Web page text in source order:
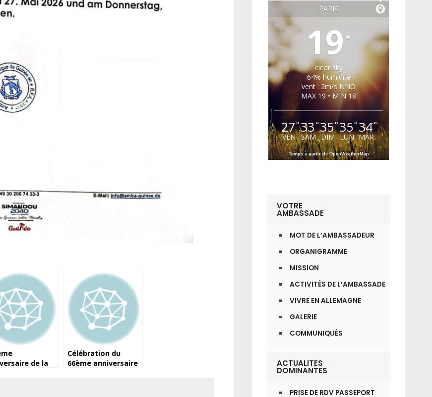
de la
Célébration du
66ème anniversaire
PARIS
19 °
clear sky
64% humidité
vent : 2m/s NNO
MAX 19 • MIN 18
27°
VEN
33°
SAM
35°
DIM
35°
LUN
34°
MAR
Temps à partir de OpenWeatherMap
VOTRE
AMBASSADE
MOT DE L’AMBASSADEUR
ORGANIGRAMME
MISSION
ACTIVITÉS DE L’AMBASSADE
VIVRE EN ALLEMAGNE
GALERIE
COMMUNIQUÉS
ACTUALITES
DOMINANTES
PRISE DE RDV PASSEPORT